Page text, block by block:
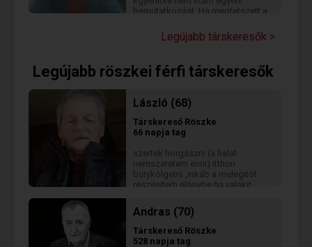
bemutatkozást. Ha megtetszett a
vedd fel velem a kapcsolatot!
Face *moderálva* és irj
előfizető *moderálva*
Legújabb társkeresők >
Legújabb röszkei férfi társkeresők
László (68)
Társkereső Röszke
66 napja tag
szertek horgászni (a halat
nemszeretem enni) itthon
bütykölgetni ,inkáb a melegitöt
részesitem elönybe ha valakit
Andras (70)
Társkereső Röszke
528 napja tag